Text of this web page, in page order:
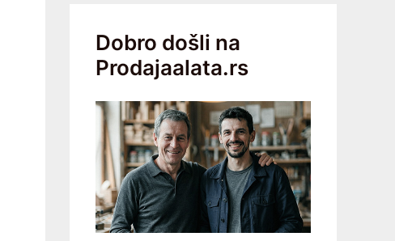
Dobro došli na
Prodajaalata.rs